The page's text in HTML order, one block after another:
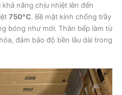
năng chịu nhiệt lên đến
750°C. Bề mặt kính chống trầy
bóng như mới. Thân bếp làm từ
đảm bảo độ bền lâu dài trong